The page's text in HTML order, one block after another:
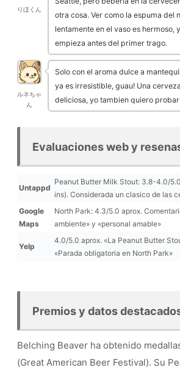
りほくん
otra cosa. Ver como la espuma del
lentamente en el vaso es hermoso,
empieza antes del primer trago.
ルネちゃ
ん
Solo con el aroma dulce a
ya es irresistible, guau! Una
deliciosa, yo tambien quiero
Evaluaciones web y
Untappd
Peanut Butter Milk Stout: 3.8-4.0/
ins). Considerada un clasico de las
Google
Maps
North Park: 4.3/5.0 aprox.
ambiente» y «personal amable»
Yelp
4.0/5.0 aprox. «La Peanut Butter
«Parada obligatoria en North Park»
Premios y datos
Belching Beaver ha obtenido
(Great American Beer Festival). Su